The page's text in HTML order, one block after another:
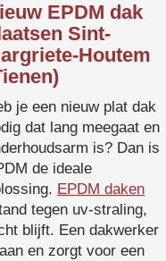
EPDM dak
Sint-
Houtem
je een nieuw plat dak
dat lang meegaat en
is? Dan is
de ideale
EPDM daken
tegen uv-straling,
blijft. Een dakwerker
en zorgt voor een